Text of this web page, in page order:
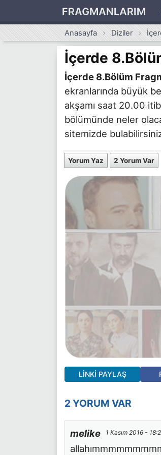
FRAGMANLARIM
Anasayfa Diziler
İçerde
İçerde 8.Bölüm
ekranlarında büyük
akşamı saat 20.00
bölümünde neler
sitemizde
Yorum Yaz 2 Yorum Var
LINKI PAYLAŞ
2 YORUM VAR
melike 1 Kasım 2016 -